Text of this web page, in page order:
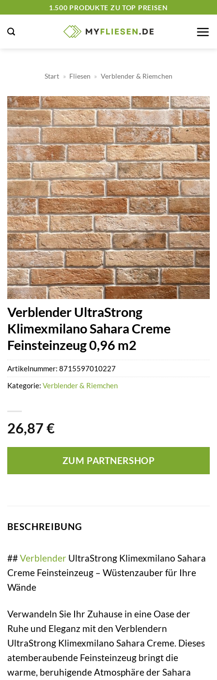
springen
1.500 PRODUKTE ZU TOP PREISEN
Start » Fliesen » Verblender & Riemchen
Verblender UltraStrong
Klimexmilano Sahara Creme
Feinsteinzeug 0,96 m2
26,87 €
ZUM PARTNERSHOP
Artikelnummer: 8715597010227
Kategorie: Verblender & Riemchen
BESCHREIBUNG
##Verblender UltraStrong Klimexmilano Sahara
Creme Feinsteinzeug – Wüstenzauber für Ihre
Wände
Verwandeln Sie Ihr Zuhause in eine Oase der
Ruhe und Eleganz mit den Verblendern
UltraStrong Klimexmilano Sahara Creme. Dieses
atemberaubende Feinsteinzeug bringt die
warme, beruhigende Atmosphäre der Sahara